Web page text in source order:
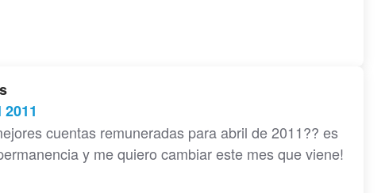
cuentas remuneradas para abril de 2011?? es
y me quiero cambiar este mes que viene!